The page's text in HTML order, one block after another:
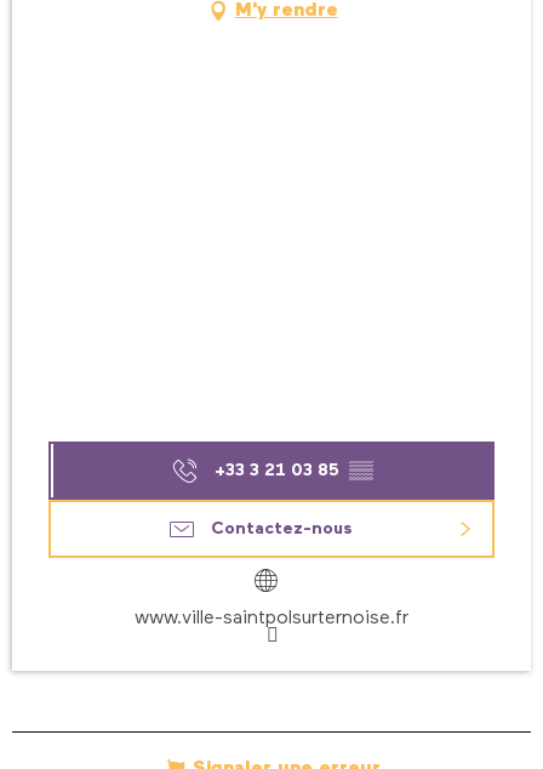
M'y rendre
+33 3 21 03 85 ▒▒
Contactez-nous
www.ville-saintpolsurternoise.fr